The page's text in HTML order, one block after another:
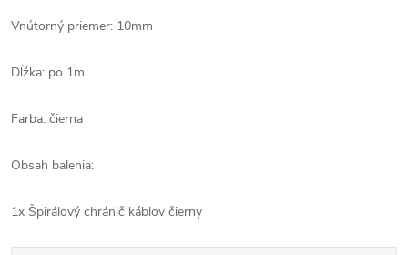
Vnútorný priemer: 10mm
Dĺžka: po 1m
Farba: čierna
Obsah balenia:
1x Špirálový chránič káblov čierny